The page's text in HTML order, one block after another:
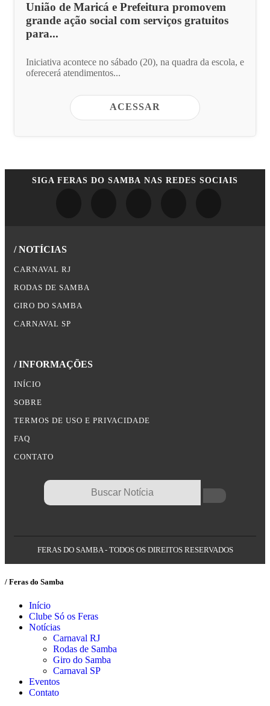
União de Maricá e Prefeitura promovem
grande ação social com serviços gratuitos
para...
Iniciativa acontece no sábado (20), na quadra da escola, e
oferecerá atendimentos...
ACESSAR
SIGA FERAS DO SAMBA NAS REDES SOCIAIS
/ NOTÍCIAS
CARNAVAL RJ
RODAS DE SAMBA
GIRO DO SAMBA
CARNAVAL SP
/ INFORMAÇÕES
INÍCIO
SOBRE
TERMOS DE USO E PRIVACIDADE
FAQ
CONTATO
FERAS DO SAMBA - TODOS OS DIREITOS RESERVADOS
/ Feras do Samba
Início
Clube Só os Feras
Notícias
Carnaval RJ
Rodas de Samba
Giro do Samba
Carnaval SP
Eventos
Contato